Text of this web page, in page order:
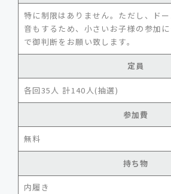
特に制限はありません。ただし、ド
音もするため、小さいお子様の参加
で御判断をお願い致します。
定員
各回35人 計140人(抽選)
参加費
無料
持ち物
内履き